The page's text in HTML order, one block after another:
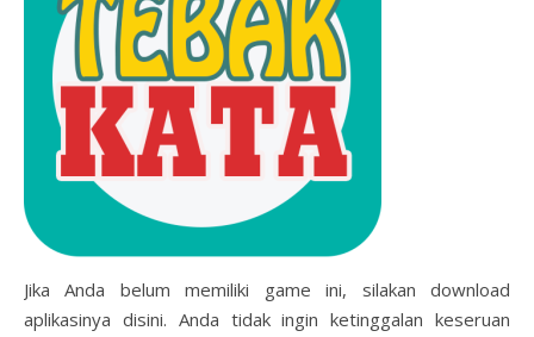
Jika Anda belum memiliki game ini, silakan download
aplikasinya disini. Anda tidak ingin ketinggalan keseruan